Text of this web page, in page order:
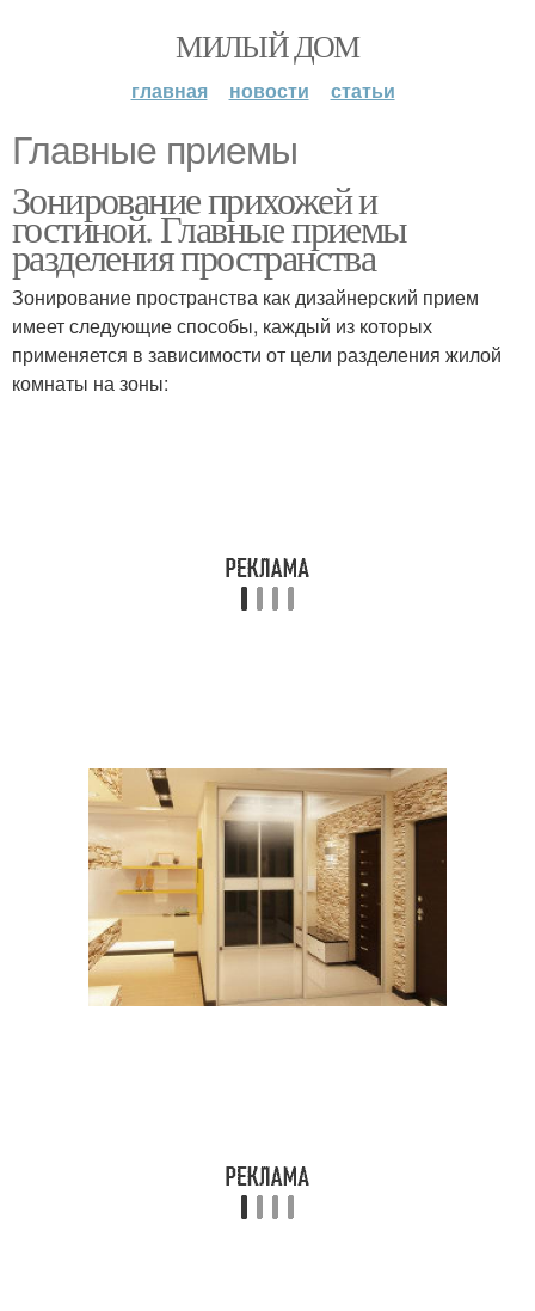
МИЛЫЙ ДОМ
главная новости статьи
Главные приемы
Зонирование прихожей и
гостиной. Главные приемы
разделения пространства
Зонирование пространства как дизайнерский прием
имеет следующие способы, каждый из которых
применяется в зависимости от цели разделения жилой
комнаты на зоны: